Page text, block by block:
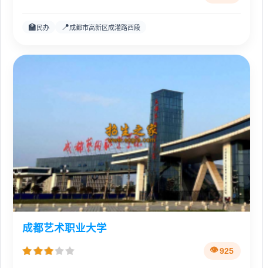
🏫 民办 📍成都市高新区成灌路西段
成都艺术职业大学
925